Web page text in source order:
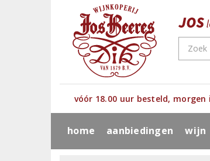
vóór 18.00 uur besteld, morgen
home aanbiedingen wijn